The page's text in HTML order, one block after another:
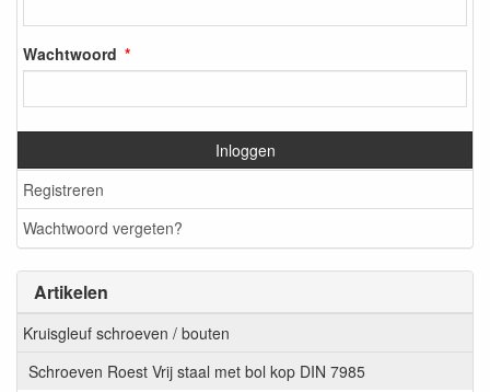
Wachtwoord
Inloggen
Registreren
Wachtwoord vergeten?
Artikelen
Kruisgleuf schroeven / bouten
Schroeven Roest Vrij staal met bol kop DIN 7985